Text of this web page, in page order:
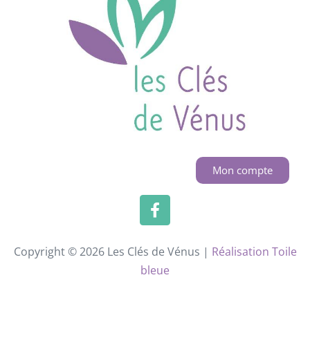
Mon compte
Copyright © 2026 Les Clés de Vénus | Réalisation Toile
bleue